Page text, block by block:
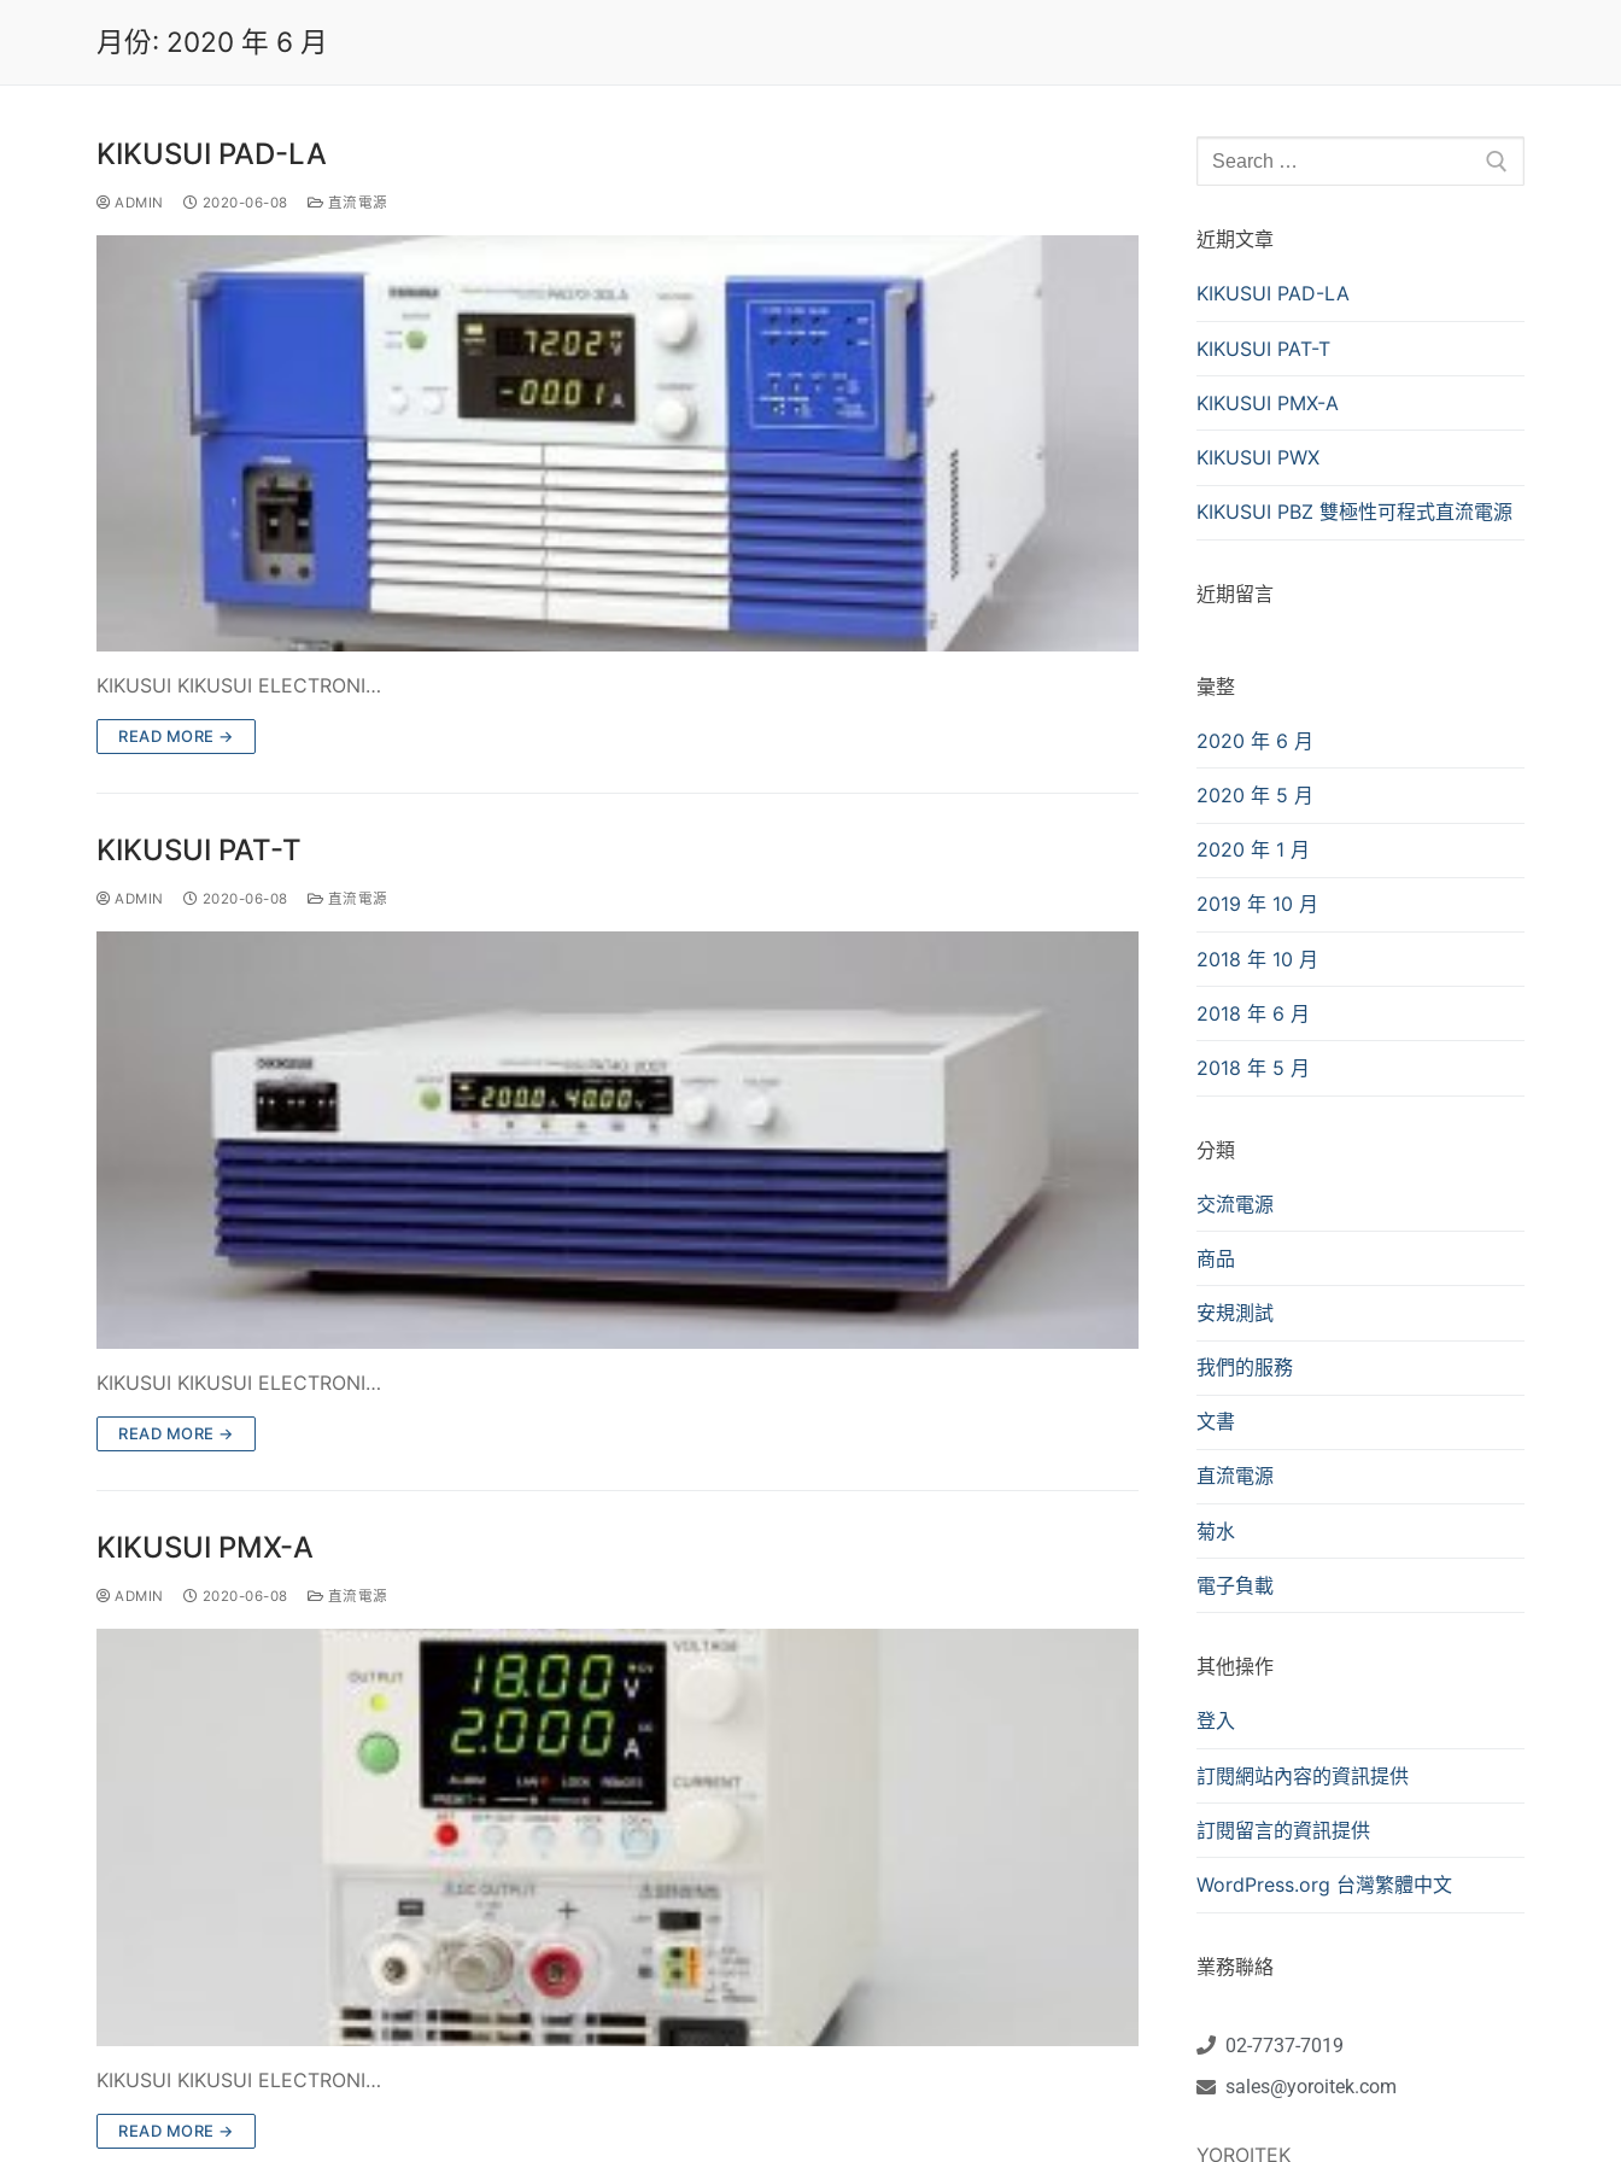
月份: 2020 年 6 月
KIKUSUI PAD-LA
ADMIN 2020-06-08 直流電源
KIKUSUI KIKUSUI ELECTRONI…
READ MORE →
KIKUSUI PAT-T
ADMIN 2020-06-08 直流電源
KIKUSUI KIKUSUI ELECTRONI…
READ MORE →
KIKUSUI PMX-A
ADMIN 2020-06-08 直流電源
KIKUSUI KIKUSUI ELECTRONI…
READ MORE →
近期文章
KIKUSUI PAD-LA
KIKUSUI PAT-T
KIKUSUI PMX-A
KIKUSUI PWX
KIKUSUI PBZ 雙極性可程式直流電源
近期留言
彙整
2020 年 6 月
2020 年 5 月
2020 年 1 月
2019 年 10 月
2018 年 10 月
2018 年 6 月
2018 年 5 月
分類
交流電源
商品
安規測試
我們的服務
文書
直流電源
菊水
電子負載
其他操作
登入
訂閱網站內容的資訊提供
訂閱留言的資訊提供
WordPress.org 台灣繁體中文
業務聯絡
02-7737-7019
sales@yoroitek.com
YOROITEK